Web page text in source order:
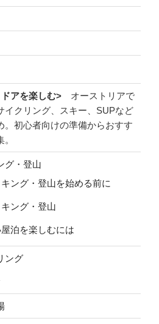
アを楽しむ> オーストリアで
イクリング、スキー、SUPなど
。初心者向けの準備からおすす
グ・登山
ング・登山を始める前に
ング・登山
泊を楽しむには
ング